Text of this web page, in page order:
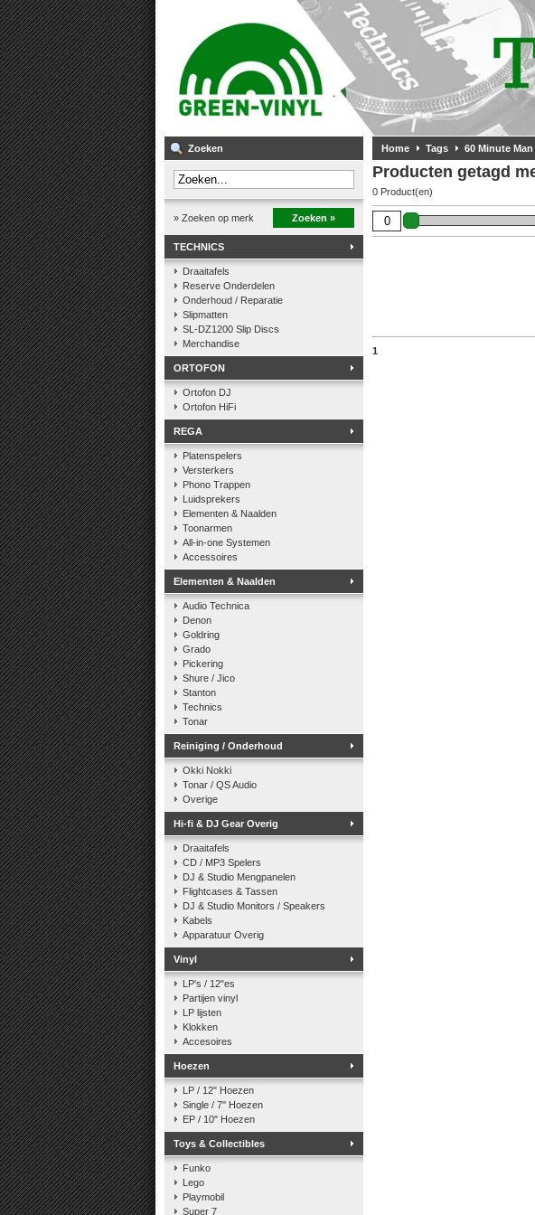
Zoeken
» Zoeken op merk Zoeken »
TECHNICS
Draaitafels
Reserve Onderdelen
Onderhoud / Reparatie
Slipmatten
SL-DZ1200 Slip Discs
Merchandise
ORTOFON
Ortofon DJ
Ortofon HiFi
REGA
Platenspelers
Versterkers
Phono Trappen
Luidsprekers
Elementen & Naalden
Toonarmen
All-in-one Systemen
Accessoires
Elementen & Naalden
Audio Technica
Denon
Goldring
Grado
Pickering
Shure / Jico
Stanton
Technics
Tonar
Reiniging / Onderhoud
Okki Nokki
Tonar / QS Audio
Overige
Hi-fi & DJ Gear Overig
Draaitafels
CD / MP3 Spelers
DJ & Studio Mengpanelen
Flightcases & Tassen
DJ & Studio Monitors / Speakers
Kabels
Apparatuur Overig
Vinyl
LP's / 12"es
Partijen vinyl
LP lijsten
Klokken
Accesoires
Hoezen
LP / 12" Hoezen
Single / 7" Hoezen
EP / 10" Hoezen
Toys & Collectibles
Funko
Lego
Playmobil
Super 7
Home Tags 60 Minute Man
Producten getagd
0 Product(en)
1